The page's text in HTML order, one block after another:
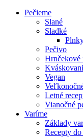
Pečieme
Slané
Sladké
Pečivo
Hrnčekové
Vegan
Letné
Vianočné
Varíme
Základy
Recepty